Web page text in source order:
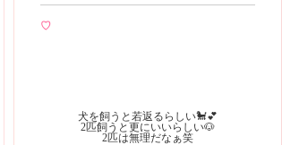
♡
犬を飼うと若返るらしい🐩💕
2匹飼うと更にいいらしい🐶
2匹は無理だなぁ笑